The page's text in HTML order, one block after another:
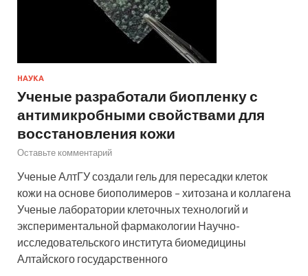
НАУКА
Ученые разработали биопленку с
антимикробными свойствами для
восстановления кожи
Оставьте комментарий
Ученые АлтГУ создали гель для пересадки клеток
кожи на основе биополимеров – хитозана и коллагена
Ученые лаборатории клеточных технологий и
экспериментальной фармакологии Научно-
исследовательского института биомедицины
Алтайского государственного